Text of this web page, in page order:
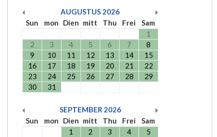
AUGUSTUS 2026
Sun
mon Dien mitt Thu Frei
Sam
1
2
3 4 5 6 7
8
9
10 11 12 13 14
15
16
17 18 19 20 21
22
23
24 25 26 27 28
29
30
31
SEPTEMBER 2026
Sun
mon Dien mitt Thu Frei
Sam
1
2 3 4
5